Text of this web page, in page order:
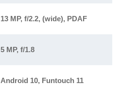
13 MP, f/2.2, (wide), PDAF
5 MP, f/1.8
Android 10, Funtouch 11